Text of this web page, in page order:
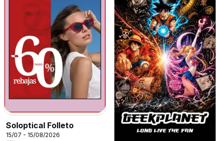
Soloptical Folleto
15/07 - 15/08/2026